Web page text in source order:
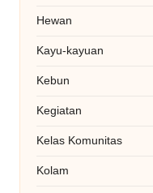
Hewan
Kayu-kayuan
Kebun
Kegiatan
Kelas Komunitas
Kolam